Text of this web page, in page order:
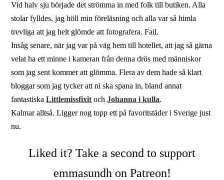
Vid halv sju började det strömma in med folk till butiken. Alla
stolar fylldes, jag höll min föreläsning och alla var så himla
trevliga att jag helt glömde att fotografera. Fail.
Insåg senare, när jag var på väg hem till hotellet, att jag så gärna
velat ha ett minne i kameran från denna drös med människor
som jag sent kommer att glömma. Flera av dem hade så klart
bloggar som jag tycker att ni ska spana in, bland annat
fantastiskaLittlemissfixit ochJohanna i kulla.
Kalmar alltså. Ligger nog topp ett på favoritstäder i Sverige just
nu.
Liked it? Take a second to support
emmasundh on Patreon!